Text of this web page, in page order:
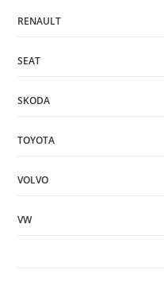
RENAULT
SEAT
SKODA
TOYOTA
VOLVO
VW